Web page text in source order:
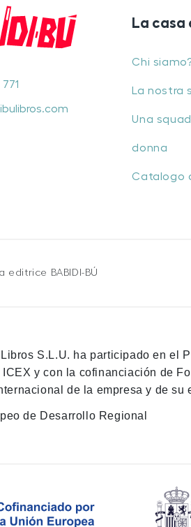
La casa
Chi
La nostra
Una
donna
Catalogo
editrice BABIDI-BÚ
S.L.U. ha participado en el
y con la cofinanciación de
de la empresa y de su
de Desarrollo Regional